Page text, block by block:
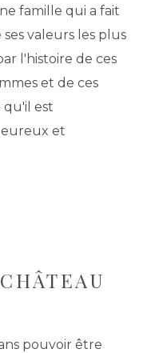
famille qui a fait
valeurs les plus
l'histoire de ces
et de ces
qu'il est
et
pouvoir être